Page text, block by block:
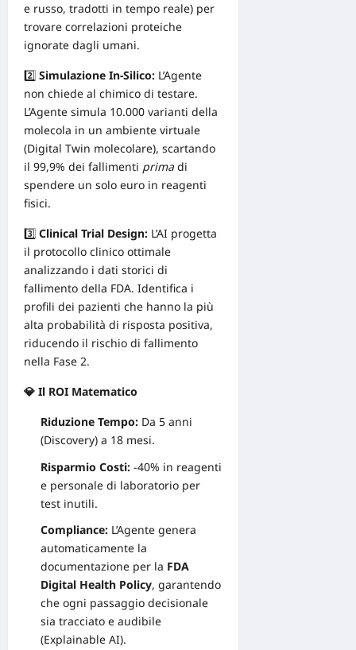
e russo, tradotti in tempo reale) per
trovare correlazioni proteiche
ignorate dagli umani.
2️⃣ Simulazione In-Silico: L’Agente
non chiede al chimico di testare.
L’Agente simula 10.000 varianti della
molecola in un ambiente virtuale
(Digital Twin molecolare), scartando
il 99,9% dei fallimenti prima di
spendere un solo euro in reagenti
fisici.
3️⃣ Clinical Trial Design: L’AI progetta
il protocollo clinico ottimale
analizzando i dati storici di
fallimento della FDA. Identifica i
profili dei pazienti che hanno la più
alta probabilità di risposta positiva,
riducendo il rischio di fallimento
nella Fase 2.
💎 Il ROI Matematico
Riduzione Tempo: Da 5 anni
(Discovery) a 18 mesi.
Risparmio Costi: -40% in reagenti
e personale di laboratorio per
test inutili.
Compliance: L’Agente genera
automaticamente la
documentazione per la FDA
Digital Health Policy, garantendo
che ogni passaggio decisionale
sia tracciato e audibile
(Explainable AI).